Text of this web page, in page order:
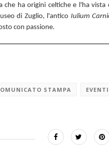
che ha origini celtiche e l'ha
di Zuglio, l'antico Iulium
con passione.
STAMPA EVENTI